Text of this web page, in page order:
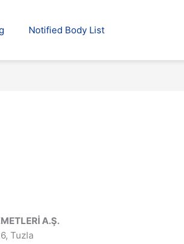
Notified Body List
A.Ş.
Tuzla